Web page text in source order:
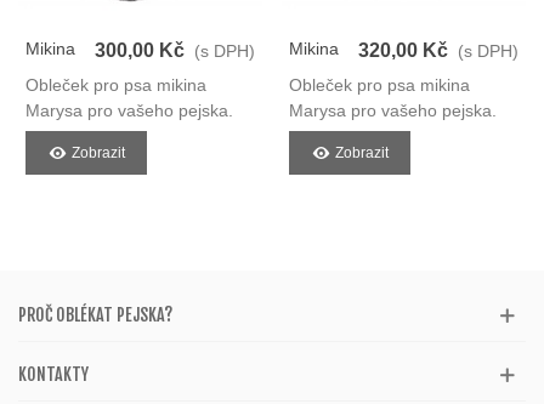
Mikina
300,00 Kč (s DPH)
Obleček pro psa mikina
Marysa pro vašeho pejska.
Zobrazit
Mikina
320,00 Kč (s DPH)
Obleček pro psa mikina
Marysa pro vašeho pejska.
Zobrazit
PROČ OBLÉKAT PEJSKA?
KONTAKTY